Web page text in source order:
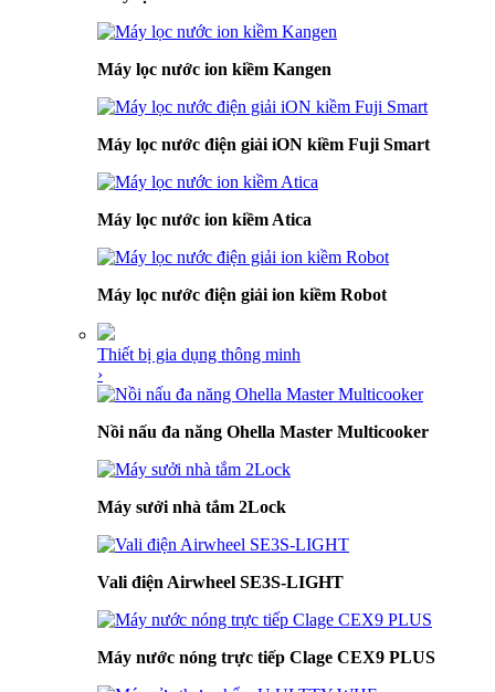
Máy lọc nước ion kiềm Kangen
Máy lọc nước điện giải iON kiềm Fuji Smart
Máy lọc nước ion kiềm Atica
Máy lọc nước điện giải ion kiềm Robot
Thiết bị gia dụng thông minh
›
Nồi nấu đa năng Ohella Master Multicooker
Máy sưởi nhà tắm 2Lock
Vali điện Airwheel SE3S-LIGHT
Máy nước nóng trực tiếp Clage CEX9 PLUS